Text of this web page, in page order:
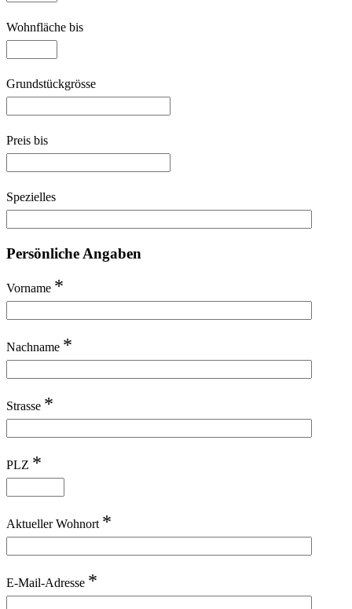
Wohnfläche bis
Grundstückgrösse
Preis bis
Spezielles
Persönliche Angaben
Vorname *
Nachname *
Strasse *
PLZ *
Aktueller Wohnort *
E-Mail-Adresse *